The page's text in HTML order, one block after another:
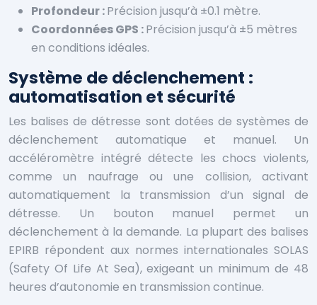
Profondeur :Précision jusqu’à ±0.1 mètre.
Coordonnées GPS :Précision jusqu’à ±5 mètres
en conditions idéales.
Système de déclenchement :
automatisation et sécurité
Les balises de détresse sont dotées de systèmes de
déclenchement automatique et manuel. Un
accéléromètre intégré détecte les chocs violents,
comme un naufrage ou une collision, activant
automatiquement la transmission d’un signal de
détresse. Un bouton manuel permet un
déclenchement à la demande. La plupart des balises
EPIRB répondent aux normes internationales SOLAS
(Safety Of Life At Sea), exigeant un minimum de 48
heures d’autonomie en transmission continue.